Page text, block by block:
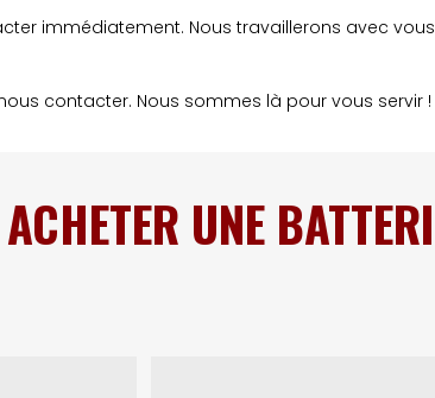
immédiatement. Nous travaillerons avec
contacter. Nous sommes là pour vous servir !
UNE